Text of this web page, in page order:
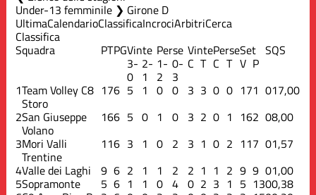
Under-13 femminile ❯ Girone D
UltimaCalendarioClassificaIncrociArbitriCerca
Classifica
Squadra PTPGVinte Perse VintePerseSet SQS
3-
0
2-
1
1-
2
0-
3
C T C T V P
1Team Volley C8
Storo
176 5 1 0 0 3 3 0 0 171 017,00
2San Giuseppe
Volano
166 5 0 1 0 3 2 0 1 162 08,00
3Mori Valli
Trentine
116 3 1 0 2 3 1 0 2 117 01,57
4Valle dei Laghi 9 6 2 1 1 2 2 1 1 2 9 9 01,00
5Sopramonte 5 6 1 1 0 4 0 2 3 1 5 1300,38